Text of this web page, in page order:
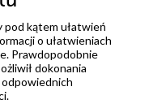
pod kątem ułatwień
o ułatwieniach
Prawdopodobnie
dokonania
odpowiednich